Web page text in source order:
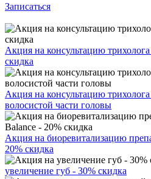
Записаться
Акция на консультацию
скидка
Акция на консультацию
волосистой части головы
Акция на биоревитализацию
20% скидка
увеличение губ - 30% скидка